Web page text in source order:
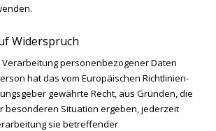
Widerspruch
Verarbeitung personenbezogener Daten
hat das vom Europäischen Richtlinien-
gewährte Recht, aus Gründen, die
besonderen Situation ergeben, jederzeit
sie betreffender